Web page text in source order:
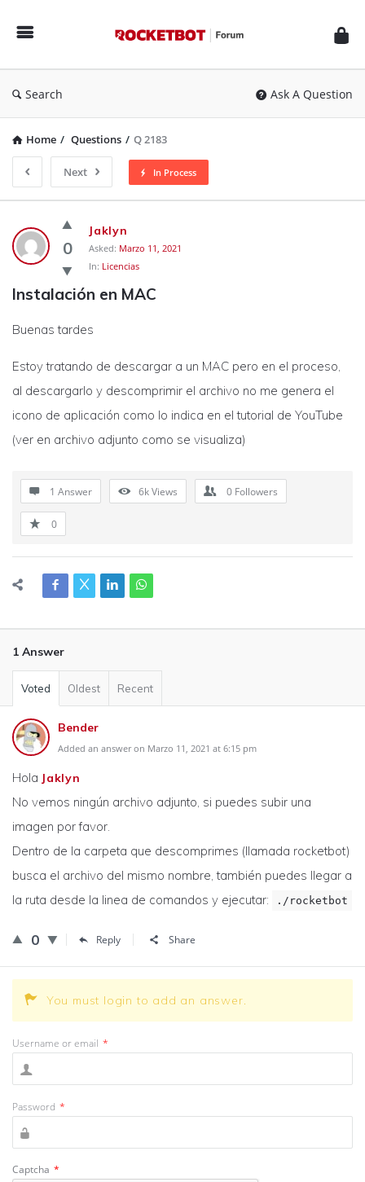
Forum
Search Ask A Question
Home / Questions / Q 2183
Next In Process
Rocketbot
Forum
Latest
Questions
0
Jaklyn
Asked: Marzo 11, 2021
In: Licencias
Instalación en MAC
Buenas tardes
Estoy tratando de descargar a un MAC pero en el proceso,
al descargarlo y descomprimir el archivo no me genera el
icono de aplicación como lo indica en el tutorial de YouTube
(ver en archivo adjunto como se visualiza)
1 Answer 6kViews 0 Followers
0
1 Answer
Voted Oldest Recent
Bender
Added an answer on Marzo 11, 2021 at 6:15 pm
Hola Jaklyn
No vemos ningún archivo adjunto, si puedes subir una
imagen por favor.
Dentro de la carpeta que descomprimes (llamada rocketbot)
busca el archivo del mismo nombre, también puedes llegar a
la ruta desde la linea de comandos y ejecutar:
./rocketbot
0 Reply Share
You must login to add an answer.
Username or email *
Password *
Captcha *